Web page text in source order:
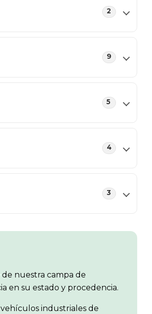
2
9
5
4
3
nuestra campa de
en su estado y procedencia.
industriales de